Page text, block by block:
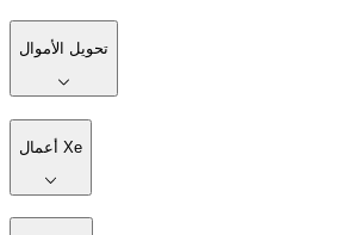
تحويل الأموال
أعمال Xe